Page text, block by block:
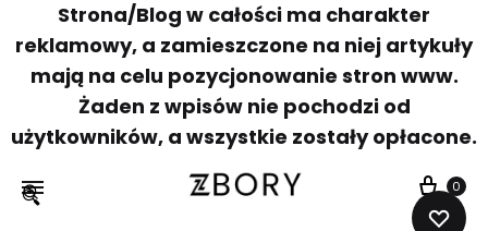
Strona/Blog w całości ma charakter
reklamowy, a zamieszczone na niej artykuły
mają na celu pozycjonowanie stron www.
Żaden z wpisów nie pochodzi od
użytkowników, a wszystkie zostały opłacone.
0
🔍